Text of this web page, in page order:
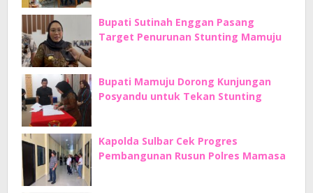
Bupati Sutinah Enggan Pasang
Target Penurunan Stunting Mamuju
Bupati Mamuju Dorong Kunjungan
Posyandu untuk Tekan Stunting
Kapolda Sulbar Cek Progres
Pembangunan Rusun Polres Mamasa